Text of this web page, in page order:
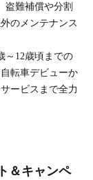
盗難補償や分割
のメンテナンス
～12歳頃までの
転車デビューか
ービスまで全力